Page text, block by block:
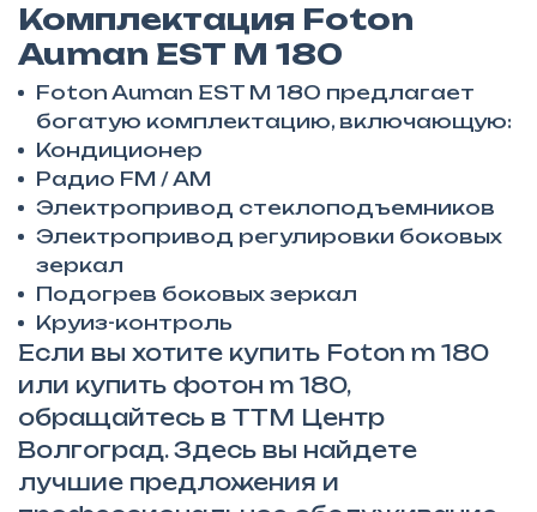
Комплектация Foton
Auman EST M 180
Foton Auman EST M 180 предлагает
богатую комплектацию, включающую:
Кондиционер
Радио FM / AM
Электропривод стеклоподъемников
Электропривод регулировки боковых
зеркал
Подогрев боковых зеркал
Круиз-контроль
Если вы хотите купить Foton m 180
или купить фотон m 180,
обращайтесь в ТТМ Центр
Волгоград. Здесь вы найдете
лучшие предложения и